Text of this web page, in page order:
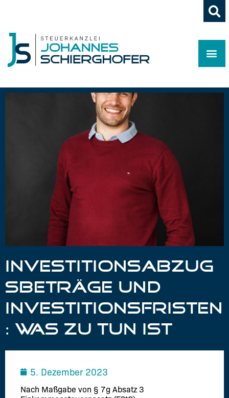
INVESTITIONSABZUG
SBETRÄGE UND
INVESTITIONSFRISTEN
: WAS ZU TUN IST
5. Dezember 2023
Nach Maßgabe von § 7g Absatz 3